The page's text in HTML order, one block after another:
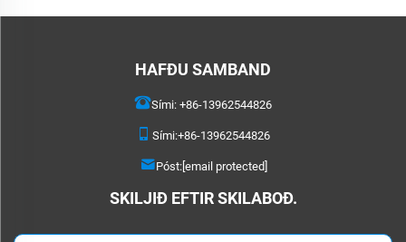
HAFÐU SAMBAND
Sími: +86-13962544826
Sími:+86-13962544826
Póst:[email protected]
SKILJIÐ EFTIR SKILABOÐ.